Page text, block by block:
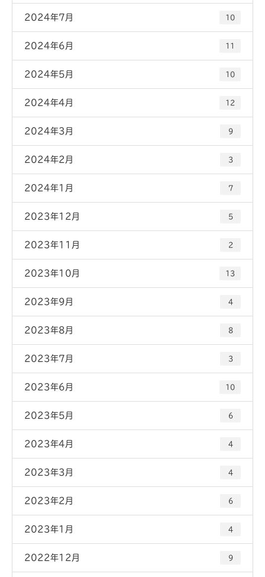
2024年7月 10
2024年6月 11
2024年5月 10
2024年4月 12
2024年3月 9
2024年2月 3
2024年1月 7
2023年12月 5
2023年11月 2
2023年10月 13
2023年9月 4
2023年8月 8
2023年7月 3
2023年6月 10
2023年5月 6
2023年4月 4
2023年3月 4
2023年2月 6
2023年1月 4
2022年12月 9